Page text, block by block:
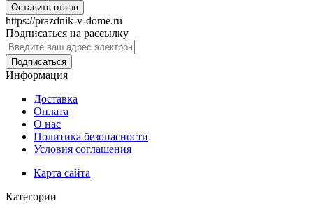
Оставить отзыв
https://prazdnik-v-dome.ru
Подписаться на рассылку
Подписаться
Информация
Доставка
Оплата
О нас
Политика безопасности
Условия соглашения
Карта сайта
Категории